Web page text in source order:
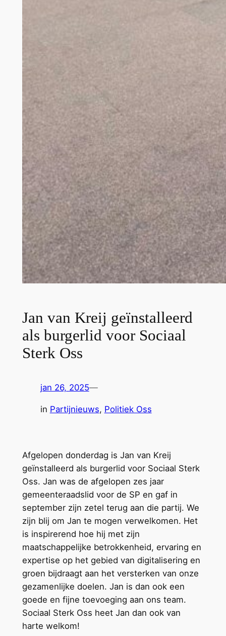
Jan van Kreij geïnstalleerd
als burgerlid voor Sociaal
Sterk Oss
jan 26, 2025—
in Partijnieuws, Politiek Oss
Afgelopen donderdag is Jan van Kreij
geïnstalleerd als burgerlid voor Sociaal Sterk
Oss. Jan was de afgelopen zes jaar
gemeenteraadslid voor de SP en gaf in
september zijn zetel terug aan die partij. We
zijn blij om Jan te mogen verwelkomen. Het
is inspirerend hoe hij met zijn
maatschappelijke betrokkenheid, ervaring en
expertise op het gebied van digitalisering en
groen bijdraagt aan het versterken van onze
gezamenlijke doelen. Jan is dan ook een
goede en fijne toevoeging aan ons team.
Sociaal Sterk Oss heet Jan dan ook van
harte welkom!